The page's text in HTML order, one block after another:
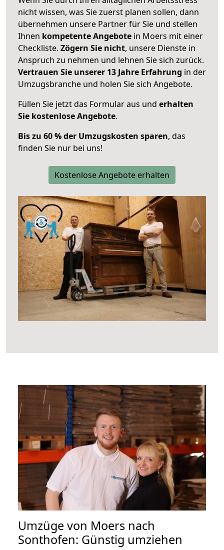
nicht wissen, was Sie zuerst planen sollen, dann
übernehmen unsere Partner für Sie und stellen
Ihnen kompetente Angebote in Moers mit einer
Checkliste. Zögern Sie nicht, unsere Dienste in
Anspruch zu nehmen und lehnen Sie sich zurück.
Vertrauen Sie unserer 13 Jahre Erfahrung in der
Umzugsbranche und holen Sie sich Angebote.
Füllen Sie jetzt das Formular aus und erhalten
Sie kostenlose Angebote.
Bis zu 60 % der Umzugskosten sparen, das
finden Sie nur bei uns!
Kostenlose Angebote erhalten
Umzüge von Moers nach
Sonthofen: Günstig umziehen